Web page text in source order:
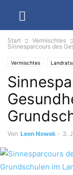
Start Vermischtes
Sinnesparcours des
Vermischtes
Von Leon Nowak - 3.